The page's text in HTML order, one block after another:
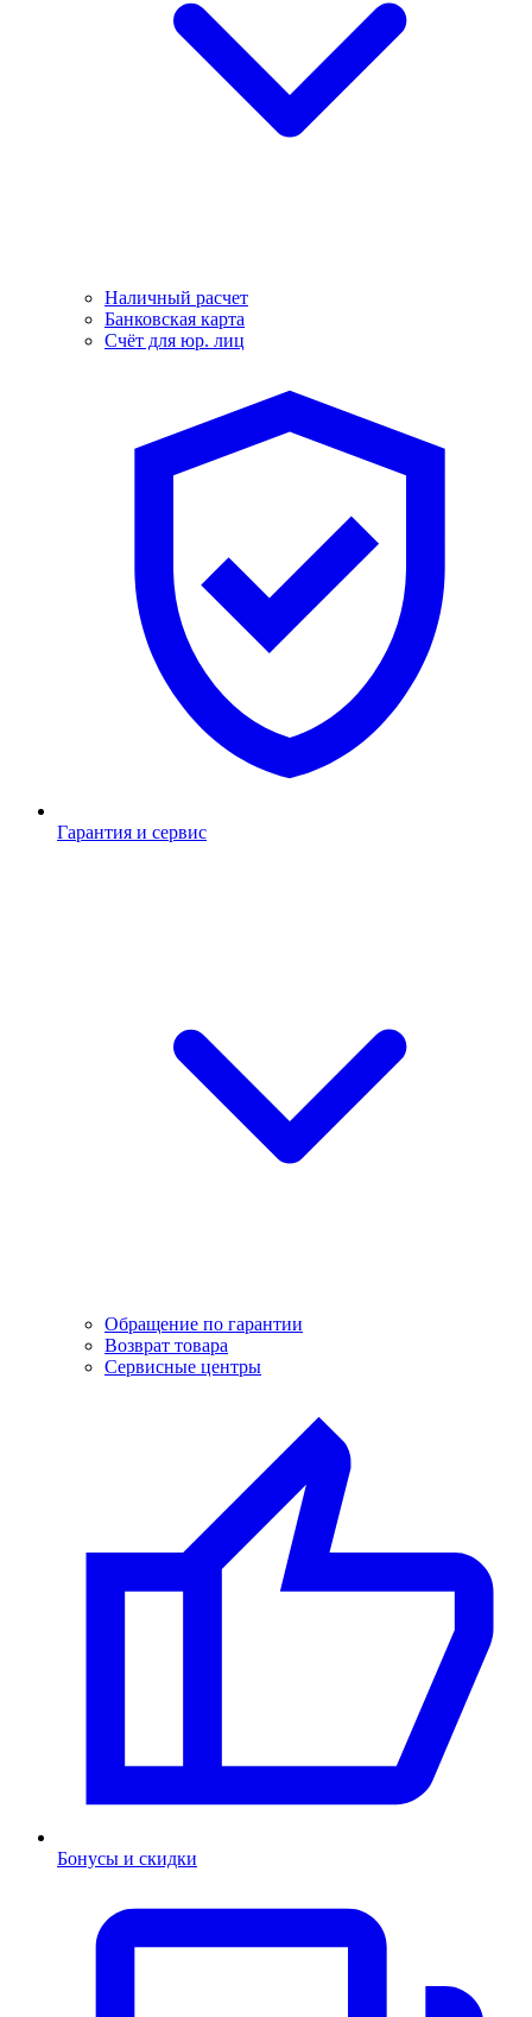
Наличный расчет
Банковская карта
Счёт для юр. лиц
Гарантия и сервис
Обращение по гарантии
Возврат товара
Сервисные центры
Бонусы и скидки